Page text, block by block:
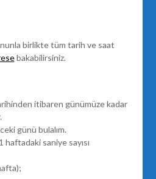
birlikte tüm tarih ve saat
bakabilirsiniz.
itibaren günümüze kadar
günü bulalım.
saniye sayısı